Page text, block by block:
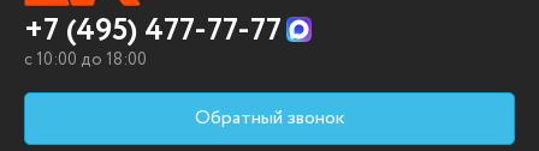
+7 (495) 477-77-77
c 10:00 до 18:00
Обратный звонок